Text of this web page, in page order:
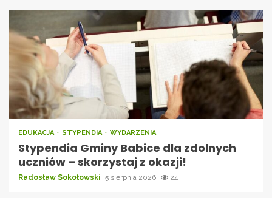
EDUKACJA STYPENDIA WYDARZENIA
Stypendia Gminy Babice dla zdolnych
uczniów – skorzystaj z okazji!
Radosław Sokołowski 5 sierpnia 2026 24